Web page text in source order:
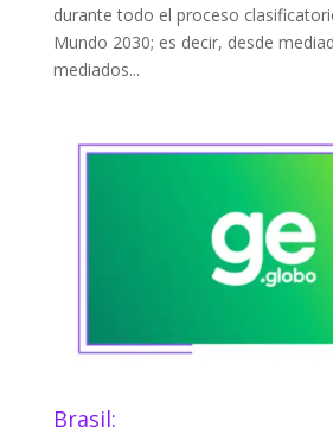
durante todo el proceso
Mundo 2030; es decir, desde
mediados...
Brasil: